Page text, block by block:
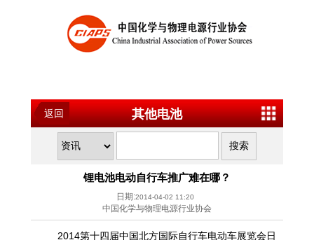
返回 其他电池
锂电池电动自行车推广难在哪？
日期:2014-04-02 11:20
中国化学与物理电源行业协会
2014第十四届中国北方国际自行车电动车展览会日